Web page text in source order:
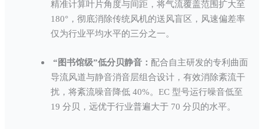
精准计算叶片角度与间距，将气流覆盖范围扩大至
180°，彻底消除传统风机的送风盲区，风速偏差率
仅为行业平均水平的三分之一。
“图书馆级”低分贝静音：配合自主研发的专利曲面
导流风道与静音消音层组合设计，有效消除紊流干
扰，将紊流噪音降低 40%。EC 型号运行噪音低至
19 分贝，远优于行业普遍大于 70 分贝的水平。